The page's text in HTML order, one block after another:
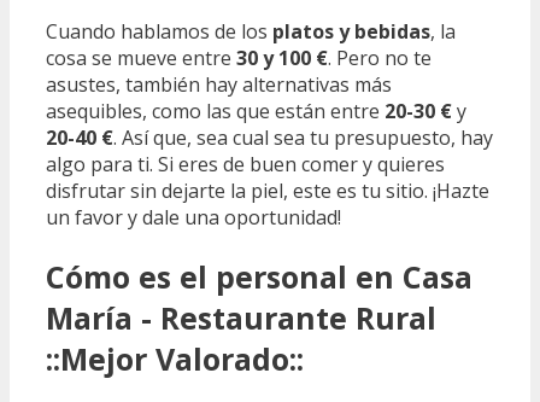
Cuando hablamos de los platos y bebidas, la
cosa se mueve entre 30 y 100 €. Pero no te
asustes, también hay alternativas más
asequibles, como las que están entre 20-30 €y
20-40 €. Así que, sea cual sea tu presupuesto, hay
algo para ti. Si eres de buen comer y quieres
disfrutar sin dejarte la piel, este es tu sitio. ¡Hazte
un favor y dale una oportunidad!
Cómo es el personal en Casa
María - Restaurante Rural
::Mejor Valorado::